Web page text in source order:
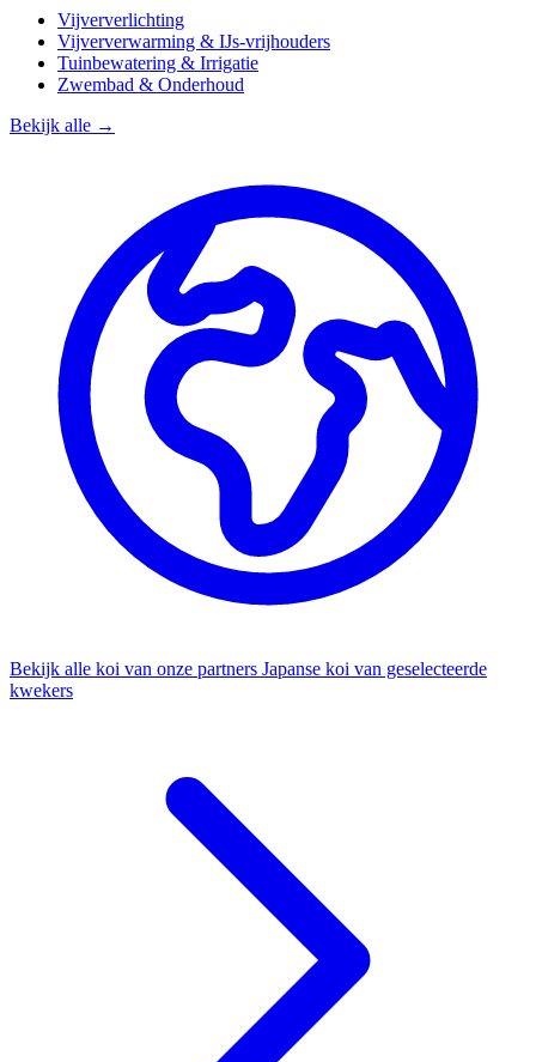
Vijververlichting
Vijververwarming & IJs-vrijhouders
Tuinbewatering & Irrigatie
Zwembad & Onderhoud
Bekijk alle →
Bekijk alle koi van onze partners Japanse koi van geselecteerde
kwekers